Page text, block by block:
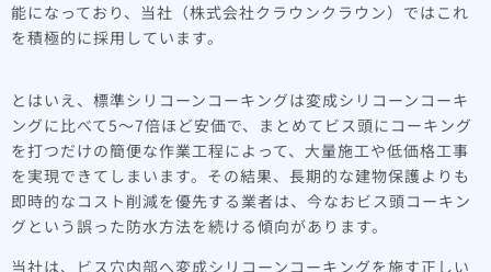
能になっており、当社（株式会社クラウンクラウン）ではこれ
を積極的に採用しています。
とはいえ、標準シリコーンコーキングは変成シリコーンコーキ
ングに比べて5～7倍ほど安価で、まとめてビス頭にコーキング
を打つだけの簡便な作業工程によって、大量施工や低価格工事
を実現できてしまいます。その結果、長期的な建物保護よりも
即時的なコスト削減を優先する業者は、今なおビス頭コーキン
グという誤った防水方法を続ける傾向があります。
当社は、ビス穴内部へ変成シリコーンコーキングを施す正しい